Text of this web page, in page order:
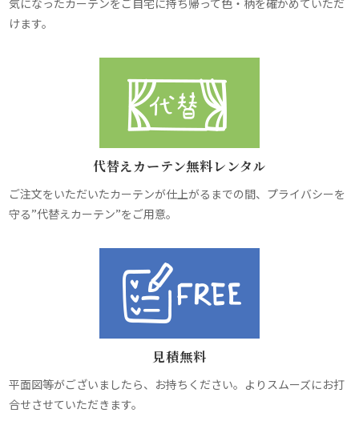
気になったカーテンをご自宅に持ち帰って色・柄を確かめていただ
けます。
代替えカーテン無料レンタル
ご注文をいただいたカーテンが仕上がるまでの間、プライバシーを
守る”代替えカーテン”をご用意。
見積無料
平面図等がございましたら、お持ちください。よりスムーズにお打
合せさせていただきます。